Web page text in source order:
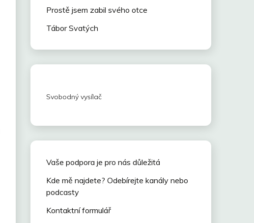
Prostě jsem zabil svého otce
Tábor Svatých
Svobodný vysílač
Vaše podpora je pro nás důležitá
Kde mě najdete? Odebírejte kanály nebo
podcasty
Kontaktní formulář